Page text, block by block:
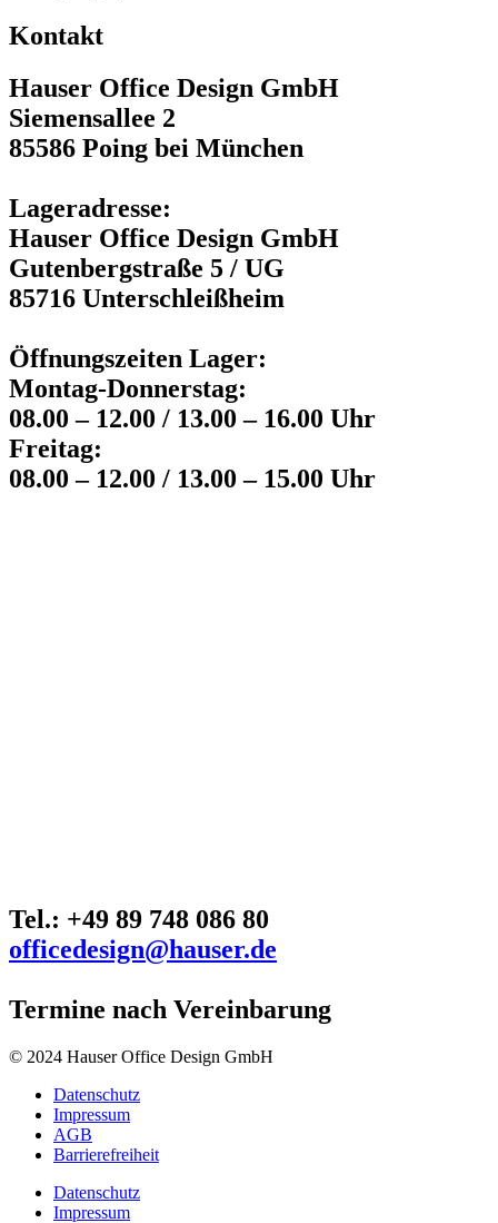
Kontakt
Hauser Office Design GmbH
Siemensallee 2
85586 Poing bei München
Lageradresse:
Hauser Office Design GmbH
Gutenbergstraße 5 / UG
85716 Unterschleißheim
Öffnungszeiten Lager:
Montag-Donnerstag:
08.00 – 12.00 / 13.00 – 16.00 Uhr
Freitag:
08.00 – 12.00 / 13.00 – 15.00 Uhr
Tel.: +49 89 748 086 80
officedesign@hauser.de
Termine nach Vereinbarung
© 2024 Hauser Office Design GmbH
Datenschutz
Impressum
AGB
Barrierefreiheit
Datenschutz
Impressum